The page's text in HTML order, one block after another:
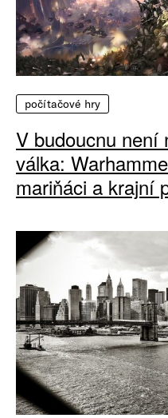
počítačové hry
V budoucnu není
válka:
mariňáci a krajní